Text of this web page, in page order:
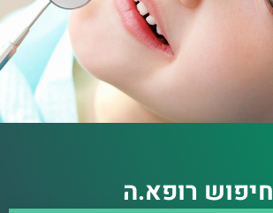
בישראל
חיפוש רופא.ה